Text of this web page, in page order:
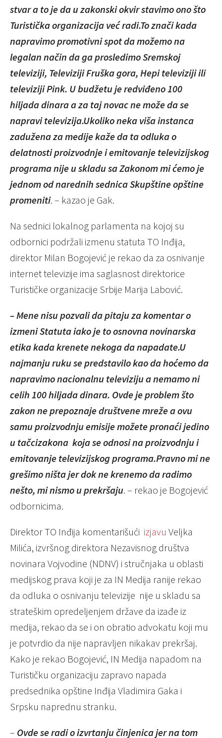
stvar a to je da u zakonski okvir stavimo ono što
Turistička organizacija već radi.To znači kada
napravimo promotivni spot da možemo na
legalan način da ga prosledimo Sremskoj
televiziji, Televiziji Fruška gora, Hepi televiziji ili
televiziji Pink. U budžetu je redviđeno 100
hiljada dinara a za taj novac ne može da se
napravi televizija.Ukoliko neka viša instanca
zadužena za medije kaže da ta odluka o
delatnosti proizvodnje i emitovanje televizijskog
programa nije u skladu sa Zakonom mi ćemo je
jednom od narednih sednica Skupštine opštine
promeniti. – kazao je Gak.
Na sednici lokalnog parlamenta na kojoj su
odbornici podržali izmenu statuta TO Inđija,
direktor Milan Bogojević je rekao da za osnivanje
internet televizije ima saglasnost direktorice
Turističke organizacije Srbije Marija Labović.
– Mene nisu pozvali da pitaju za komentar o
izmeni Statuta iako je to osnovna novinarska
etika kada krenete nekoga da napadate.U
najmanju ruku se predstavilo kao da hoćemo da
napravimo nacionalnu televiziju a nemamo ni
celih 100 hiljada dinara. Ovde je problem što
zakon ne prepoznaje društvene mreže a ovu
samu proizvodnju emisije možete pronaći jedino
u tačcizakona koja se odnosi na proizvodnju i
emitovanje televizijskog programa.Pravno mi ne
grešimo ništa jer dok ne krenemo da radimo
nešto, mi nismo u prekršaju. – rekao je Bogojević
odbornicima.
Direktor TO Inđija komentarišući izjavu Veljka
Milića, izvršnog direktora Nezavisnog društva
novinara Vojvodine (NDNV) i stručnjaka u oblasti
medijskog prava koji je za IN Medija ranije rekao
da odluka o osnivanju televizije nije u skladu sa
strateškim opredeljenjem države da izađe iz
medija, rekao da se i on obratio advokatu koji mu
je potvrdio da nije napravljen nikakav prekršaj.
Kako je rekao Bogojević, IN Medija napadom na
Turističku organizaciju zapravo napada
predsednika opštine Inđija Vladimira Gaka i
Srpsku naprednu stranku.
– Ovde se radi o izvrtanju činjenica jer na tom